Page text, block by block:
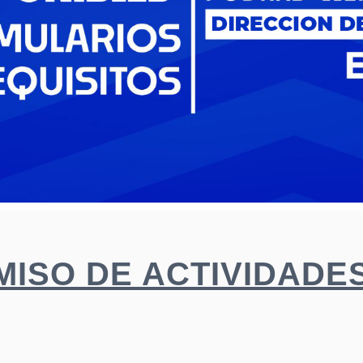
DE